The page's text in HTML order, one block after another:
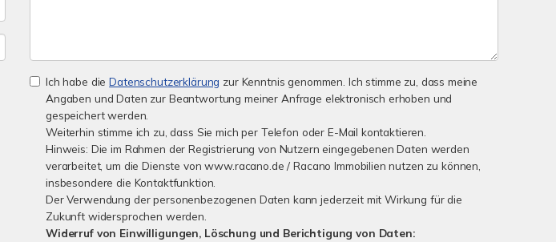
Ich habe dieDatenschutzerklärung zur Kenntnis genommen. Ich stimme zu, dass meine
Angaben und Daten zur Beantwortung meiner Anfrage elektronisch erhoben und
gespeichert werden.
Weiterhin stimme ich zu, dass Sie mich per Telefon oder E-Mail kontaktieren.
Hinweis: Die im Rahmen der Registrierung von Nutzern eingegebenen Daten werden
verarbeitet, um die Dienste von www.racano.de / Racano Immobilien nutzen zu können,
insbesondere die Kontaktfunktion.
Der Verwendung der personenbezogenen Daten kann jederzeit mit Wirkung für die
Zukunft widersprochen werden.
Widerruf von Einwilligungen, Löschung und Berichtigung von Daten: